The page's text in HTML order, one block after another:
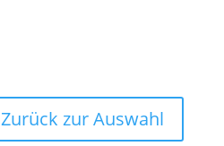
Zurück zur Auswahl